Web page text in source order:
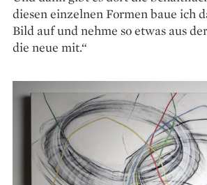
diesen einzelnen Formen baue ich
Bild auf und nehme so etwas aus
die neue mit.“